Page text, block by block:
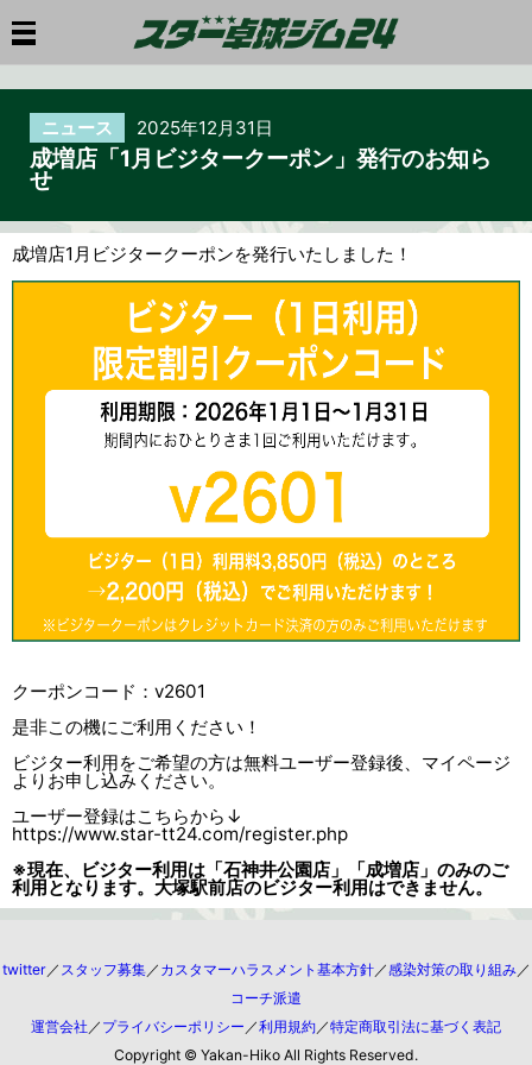
ニュース 2025年12月31日
成増店「1月ビジタークーポン」発行のお知ら
せ
成増店1月ビジタークーポンを発行いたしました！
クーポンコード：v2601
是非この機にご利用ください！
ビジター利用をご希望の方は無料ユーザー登録後、マイページ
よりお申し込みください。
ユーザー登録はこちらから↓
https://www.star-tt24.com/register.php
※現在、ビジター利用は「石神井公園店」「成増店」のみのご
利用となります。大塚駅前店のビジター利用はできません。
twitter／ スタッフ募集／ カスタマーハラスメント基本方針／感染対策の取り組み／
コーチ派遣
運営会社 ／ プライバシーポリシー ／利用規約／特定商取引法に基づく表記
Copyright © Yakan-Hiko All Rights Reserved.